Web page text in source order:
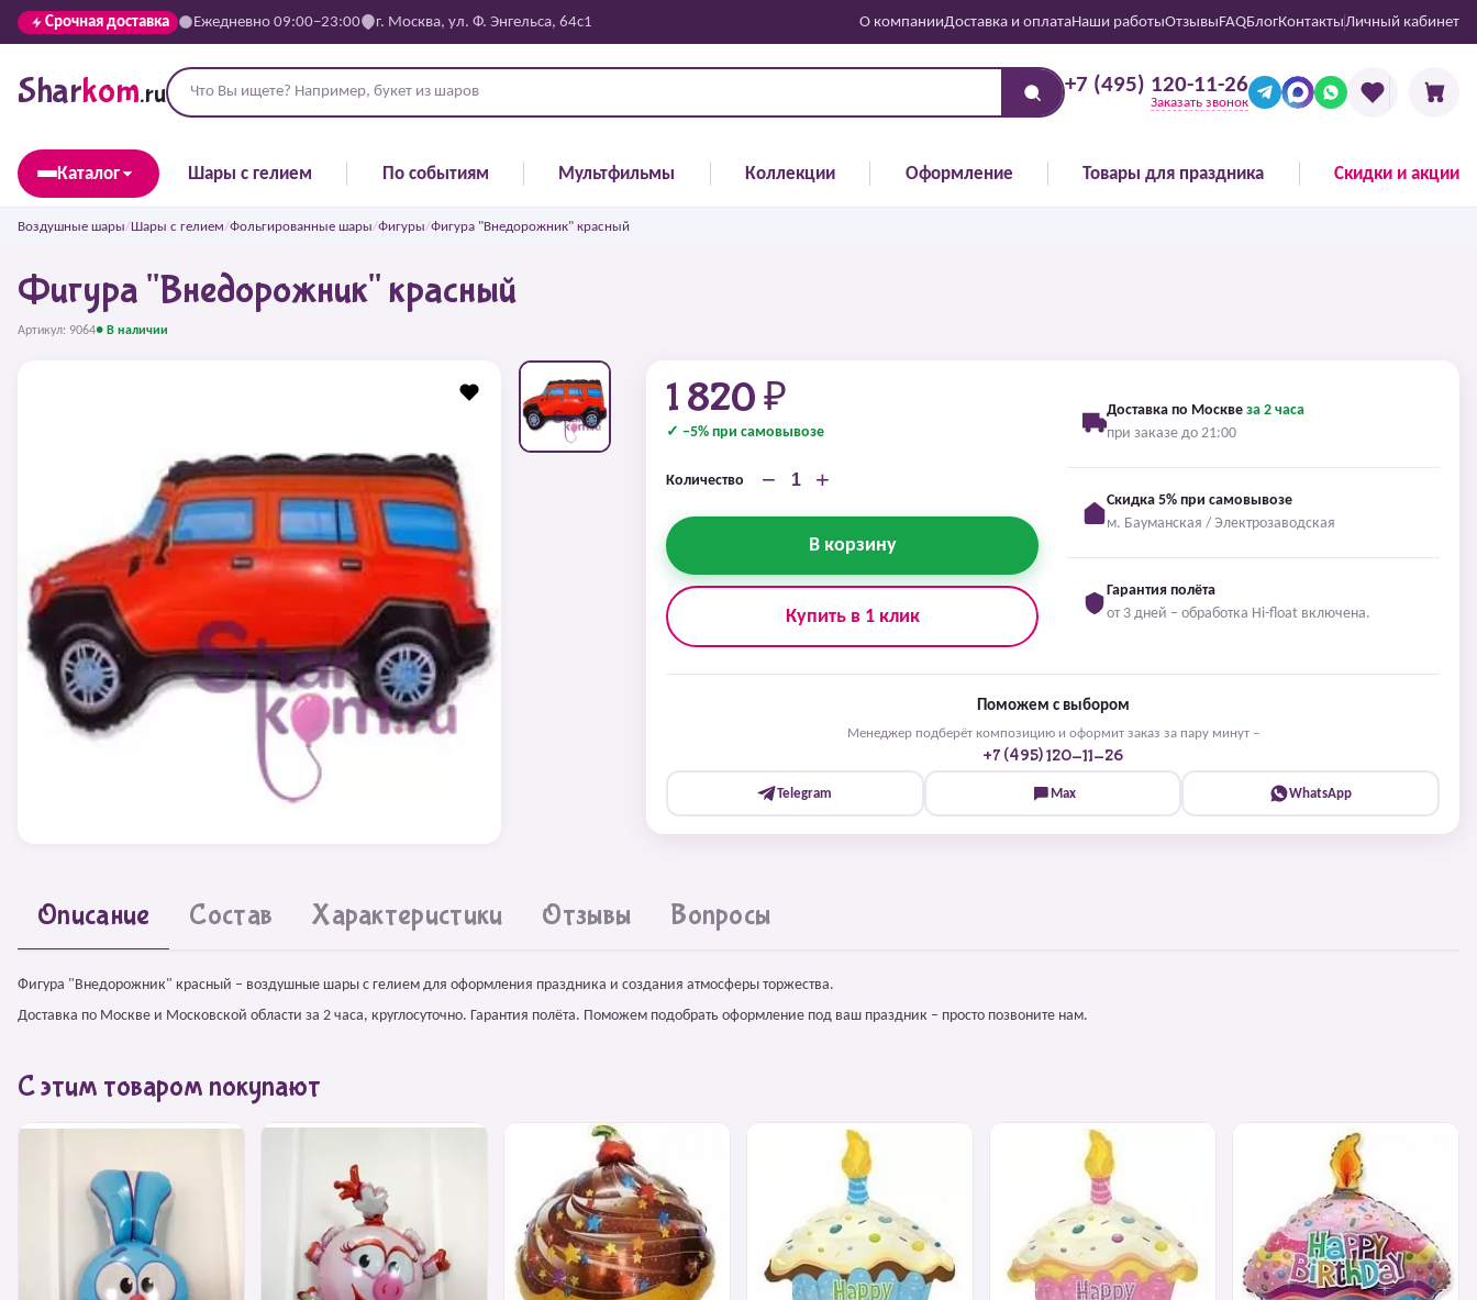
Срочная доставка Ежедневно 09:00–23:00 г. Москва, ул. Ф. Энгельса, 64с1 О компанииДоставка и оплатаНаши работыОтзывыFAQБлогКонтактыЛичный кабинет
Sharkom.ru +7 (495) 120-11-26
Заказать звонок
Каталог Шары с гелием По событиям Мультфильмы Коллекции Оформление Товары для праздника Скидки и акции
Воздушные шары/Шары с гелием/Фольгированные шары/Фигуры/Фигура "Внедорожник" красный
Фигура "Внедорожник" красный
Артикул: 9064● В наличии
1 820 ₽
✓ −5% при самовывозе
Количество − +
В корзину
Купить в 1 клик
Доставка по Москве за 2 часа
при заказе до 21:00
Скидка 5% при самовывозе
м. Бауманская / Электрозаводская
Гарантия полёта
от 3 дней – обработка Hi-float включена.
Поможем с выбором
Менеджер подберёт композицию и оформит заказ за пару минут –
+7 (495) 120-11-26
Telegram Max WhatsApp
Описание Состав Характеристики Отзывы Вопросы
Фигура "Внедорожник" красный – воздушные шары с гелием для оформления праздника и создания атмосферы торжества.
Доставка по Москве и Московской области за 2 часа, круглосуточно. Гарантия полёта. Поможем подобрать оформление под ваш праздник – просто позвоните нам.
С этим товаром покупают